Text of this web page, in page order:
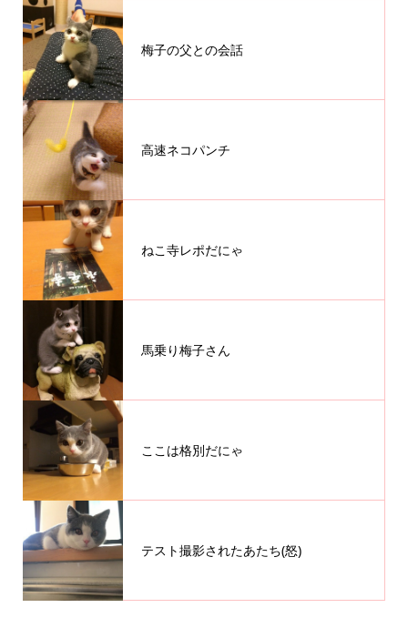
梅子の父との会話
高速ネコパンチ
ねこ寺レポだにゃ
馬乗り梅子さん
ここは格別だにゃ
テスト撮影されたあたち(怒)